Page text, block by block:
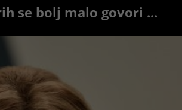
se bolj malo govori ...